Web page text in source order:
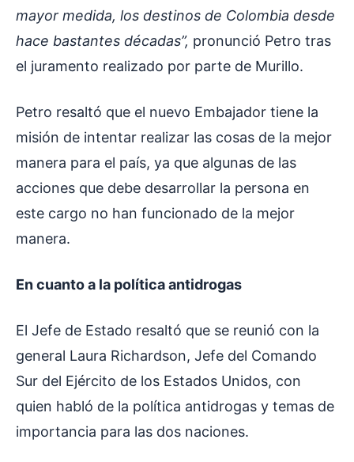
mayor medida, los destinos de Colombia desde
hace bastantes décadas”, pronunció Petro tras
el juramento realizado por parte de Murillo.
Petro resaltó que el nuevo Embajador tiene la
misión de intentar realizar las cosas de la mejor
manera para el país, ya que algunas de las
acciones que debe desarrollar la persona en
este cargo no han funcionado de la mejor
manera.
En cuanto a la política antidrogas
El Jefe de Estado resaltó que se reunió con la
general Laura Richardson, Jefe del Comando
Sur del Ejército de los Estados Unidos, con
quien habló de la política antidrogas y temas de
importancia para las dos naciones.